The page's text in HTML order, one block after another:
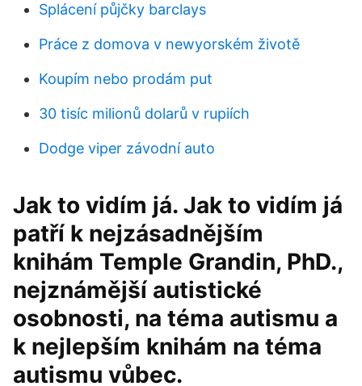
Splácení půjčky barclays
Práce z domova v newyorském životě
Koupím nebo prodám put
30 tisíc milionů dolarů v rupiích
Dodge viper závodní auto
Jak to vidím já. Jak to vidím já
patří k nejzásadnějším
knihám Temple Grandin, PhD.,
nejznámější autistické
osobnosti, na téma autismu a
k nejlepším knihám na téma
autismu vůbec.